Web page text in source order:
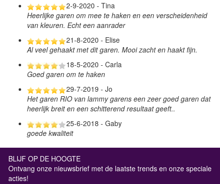
2-9-2020 - Tina
Heerlijke garen om mee te haken en een verscheidenheid
van kleuren. Echt een aanrader
21-8-2020 - Elise
Al veel gehaakt met dit garen. Mooi zacht en haakt fijn.
18-5-2020 - Carla
Goed garen om te haken
29-7-2019 - Jo
Het garen RIO van lammy garens een zeer goed garen dat
heerlijk breit en een schitterend resultaat geeft..
25-6-2018 - Gaby
goede kwaliteit
BLIJF OP DE HOOGTE
Ontvang onze nieuwsbrief met de laatste trends en onze speciale
acties!